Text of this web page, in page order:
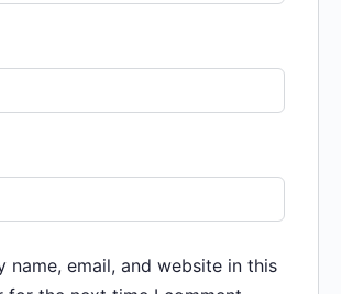
name, email, and website in this